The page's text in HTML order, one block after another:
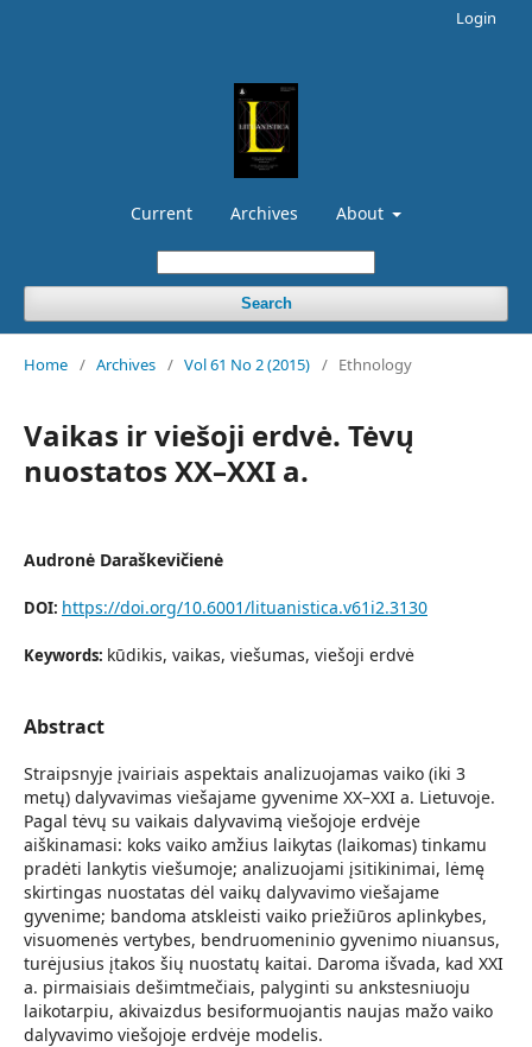
Current Archives About
Search
Login
Home / Archives / Vol 61 No 2 (2015) / Ethnology
Vaikas ir viešoji erdvė. Tėvų
nuostatos XX–XXI a.
Audronė Daraškevičienė
DOI: https://doi.org/10.6001/lituanistica.v61i2.3130
Keywords: kūdikis, vaikas, viešumas, viešoji erdvė
Abstract
Straipsnyje įvairiais aspektais analizuojamas vaiko (iki 3
metų) dalyvavimas viešajame gyvenime XX–XXI a. Lietuvoje.
Pagal tėvų su vaikais dalyvavimą viešojoje erdvėje
aiškinamasi: koks vaiko amžius laikytas (laikomas) tinkamu
pradėti lankytis viešumoje; analizuojami įsitikinimai, lėmę
skirtingas nuostatas dėl vaikų dalyvavimo viešajame
gyvenime; bandoma atskleisti vaiko priežiūros aplinkybes,
visuomenės vertybes, bendruomeninio gyvenimo niuansus,
turėjusius įtakos šių nuostatų kaitai. Daroma išvada, kad XXI
a. pirmaisiais dešimtmečiais, palyginti su ankstesniuoju
laikotarpiu, akivaizdus besiformuojantis naujas mažo vaiko
dalyvavimo viešojoje erdvėje modelis.